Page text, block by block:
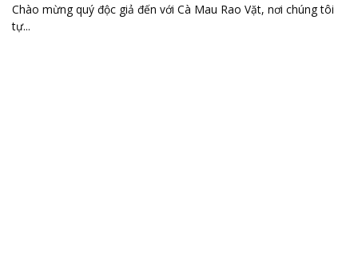
Chào mừng quý độc giả đến với Cà Mau Rao Vặt, nơi chúng tôi
tự...